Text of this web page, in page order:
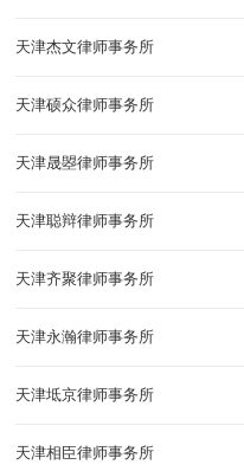
天津杰文律师事务所
天津硕众律师事务所
天津晟曌律师事务所
天津聪辩律师事务所
天津齐聚律师事务所
天津永瀚律师事务所
天津坻京律师事务所
天津相臣律师事务所